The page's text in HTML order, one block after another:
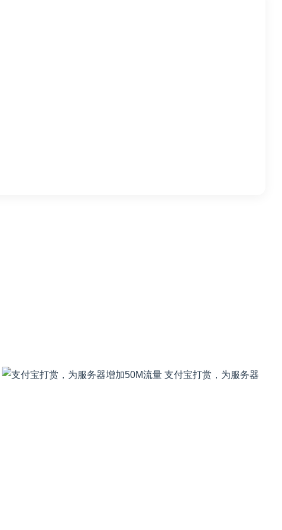
支付宝打赏，为服务器